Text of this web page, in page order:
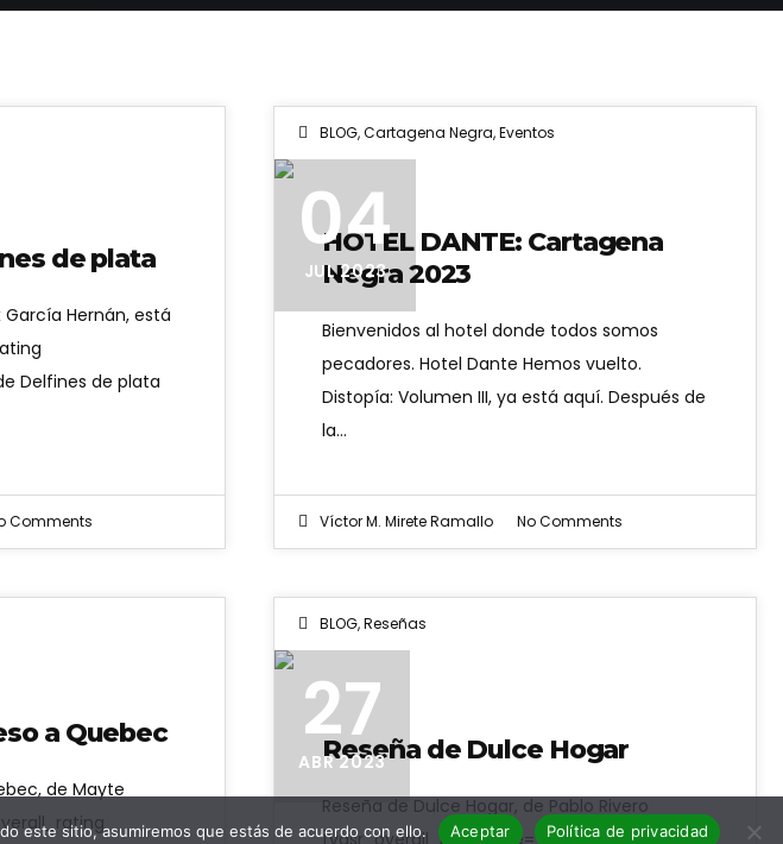
de plata
Hernán, está
Delfines de plata
Comments
BLOG,Cartagena Negra,Eventos
04
JUL 2023
HOTEL DANTE: Cartagena
Negra 2023
Bienvenidos al hotel donde todos somos
pecadores. Hotel Dante Hemos vuelto.
Distopía: Volumen III, ya está aquí. Después de
la…
Víctor M. Mirete Ramallo No Comments
a Quebec
de Mayte
BLOG,Reseñas
27
ABR 2023
Reseña de Dulce Hogar
Reseña de Dulce Hogar, de Pablo Rivero
este sitio, asumiremos que estás de acuerdo con ello. Aceptar Política de privacidad